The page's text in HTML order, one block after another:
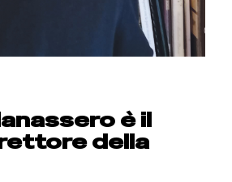
è il
della